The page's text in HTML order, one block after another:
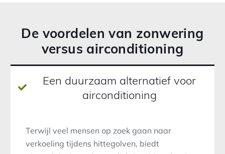
De voordelen van zonwering
versus airconditioning
Een duurzaam alternatief voor
airconditioning
Terwijl veel mensen op zoek gaan naar
verkoeling tijdens hittegolven, biedt